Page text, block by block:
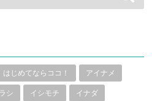
はじめてならココ！ アイナメ
シ イシモチ イナダ